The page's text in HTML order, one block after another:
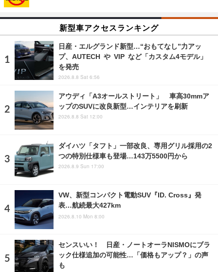
新型車アクセスランキング
日産・エルグランド新型…“おもてなし”力アッ
プ、AUTECH や VIP など「カスタム4モデル」
を発売
2026.8.8 Sat 6:56
アウディ「A3オールストリート」 車高30mmア
ップのSUVに改良新型…インテリアを刷新
2026.8.8 Sat 12:00
ダイハツ「タフト」一部改良、専用グリル採用の2
つの特別仕様車も登場…143万5500円から
2026.8.9 Sun 17:00
VW、新型コンパクト電動SUV『ID. Cross』発
表…航続最大427km
2026.8.10 Mon 8:00
センスいい！ 日産・ノートオーラNISMOにブラ
ック仕様追加の可能性…「価格もアップ？」の声
も